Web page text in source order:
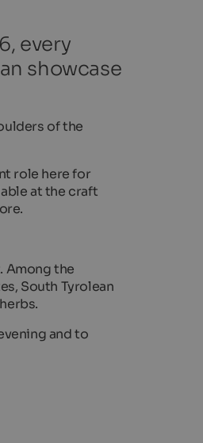
every
showcase
of the
role here for
at the craft
Among the
South Tyrolean
and to